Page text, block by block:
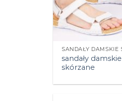
sandały damskie
skórzane